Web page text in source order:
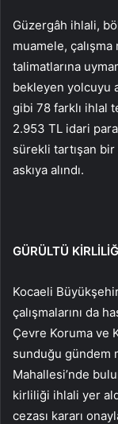
Güzergâh ihlali,
muamele,
talimatlarına
bekleyen yolcuyu
gibi 78 farklı ihlal
2.953 TL idari
sürekli tartışan bir
askıya alındı.
GÜRÜLTÜ
Kocaeli
çalışmalarını da
Çevre Koruma ve
sunduğu gündem
Mahallesi’nde
kirliliği ihlali yer
cezası kararı